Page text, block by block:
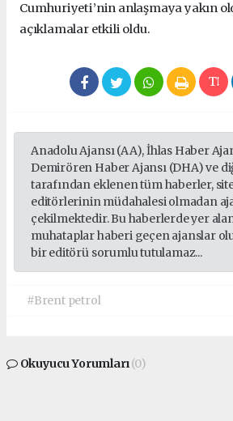
Cumhuriyeti’nin anlaşmaya yakın
açıklamalar etkili oldu.
Anadolu Ajansı (AA), İhlas Haber
Demirören Haber Ajansı (DHA) ve
tarafından eklenen tüm haberler,
editörlerinin müdahalesi olmadan
çekilmektedir. Bu haberlerde yer
muhataplar haberi geçen ajanslar
bir editörü sorumlu tutulamaz...
#Brent petrol
Okuyucu Yorumları(0)